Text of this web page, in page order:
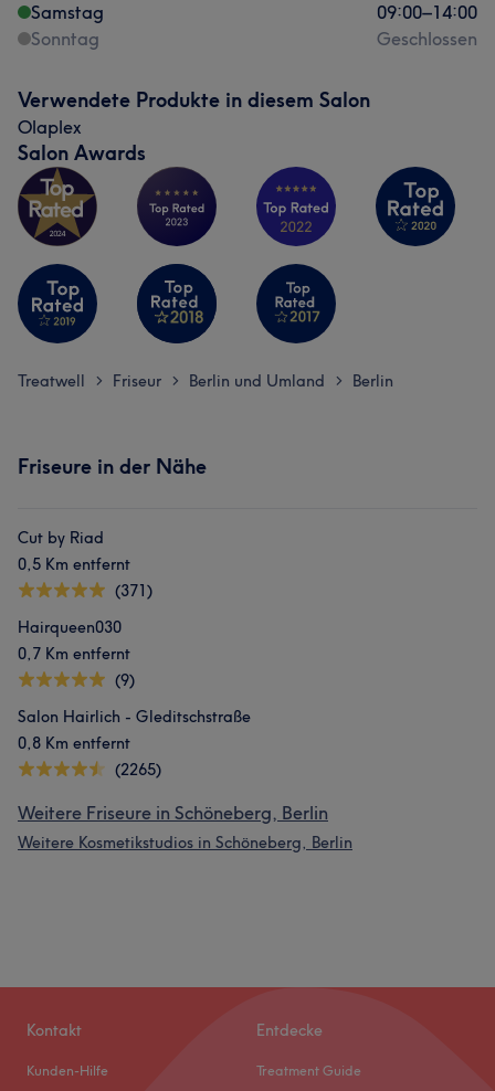
Samstag
09:00–14:00
Sonntag
Geschlossen
Verwendete Produkte in diesem Salon
Olaplex
Salon Awards
Treatwell > Friseur > Berlin und Umland > Berlin
Friseure in der Nähe
Cut by Riad
0,5 Km entfernt
(371)
Hairqueen030
0,7 Km entfernt
(9)
Salon Hairlich - Gleditschstraße
0,8 Km entfernt
(2265)
Weitere Friseure in Schöneberg, Berlin
Weitere Kosmetikstudios in Schöneberg, Berlin
Kontakt
Kunden-Hilfe
Entdecke
Treatment Guide